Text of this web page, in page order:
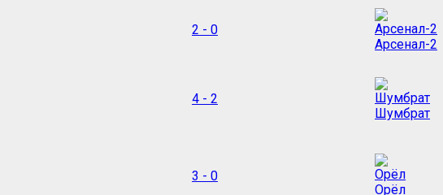
2 - 0
Арсенал-2
4 - 2
Шумбрат
3 - 0
Орёл